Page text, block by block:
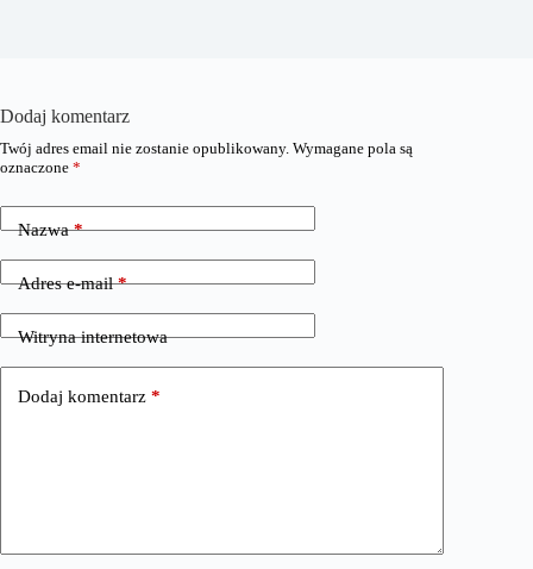
Dodaj komentarz
Twój adres email nie zostanie opublikowany. Wymagane pola są
oznaczone *
Nazwa*
Adres e-mail*
Witryna internetowa
Dodaj komentarz *